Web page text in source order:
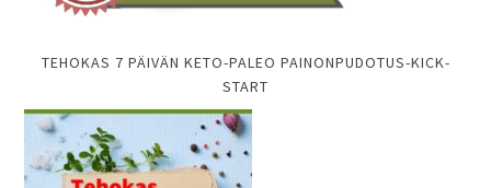
TEHOKAS 7 PÄIVÄN KETO-PALEO PAINONPUDOTUS-KICK-
START